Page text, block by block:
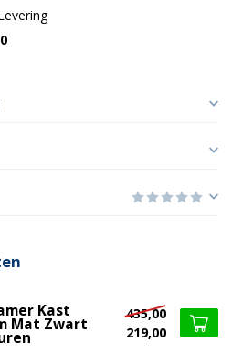
Kast
Mat Zwart
435,00
219,00